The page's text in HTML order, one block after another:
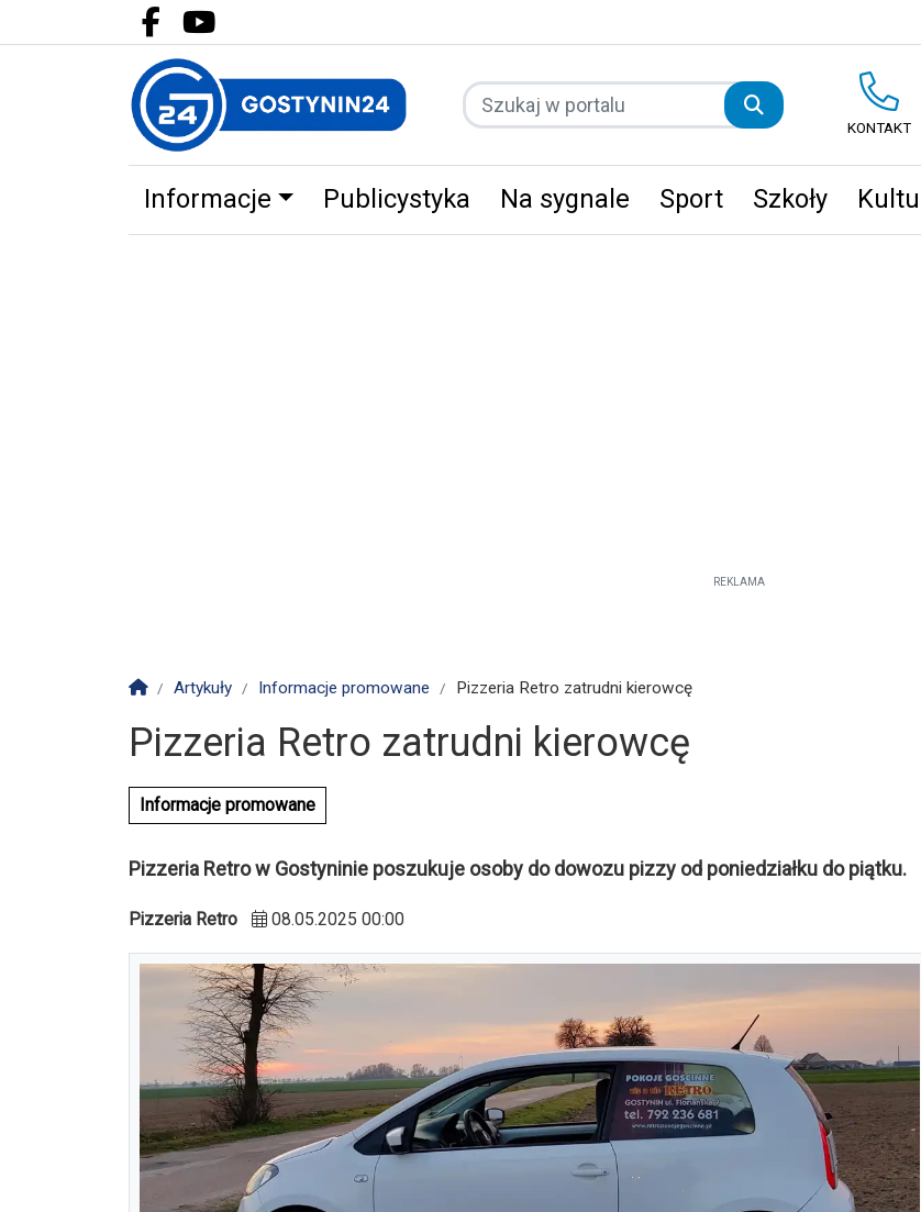
Facebook.com
Youtube.com
KONTAKT
Informacje Publicystyka Na sygnale Sport Szkoły
REKLAMA
Strona główna
Artykuły Informacje promowane Pizzeria Retro zatrudni kierowcę
Pizzeria Retro zatrudni kierowcę
Informacje promowane
Pizzeria Retro w Gostyninie poszukuje osoby do dowozu pizzy od poniedziałku do piątku.
Pizzeria Retro 08.05.2025 00:00